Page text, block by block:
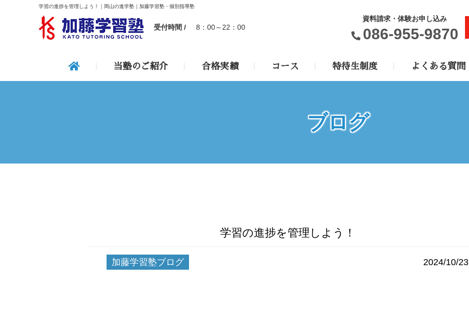
学習の進捗を管理しよう！｜岡山の進学塾｜加藤学習塾・個別指導塾
受付時間 / 8：00～22：00
資料請求・体験お申し込み
086-955-9870
当塾のご紹介 合格実績 コース 特待生制度 よくある質問
ブログ
学習の進捗を管理しよう！
加藤学習塾ブログ 2024/10/23